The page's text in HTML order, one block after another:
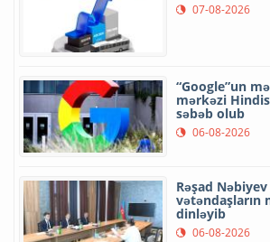
07-08-2026
“Google”un
mərkəzi
səbəb olub
06-08-2026
Rəşad
vətəndaşların
dinləyib
06-08-2026